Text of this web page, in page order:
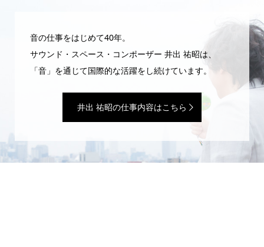
音の仕事をはじめて40年。
サウンド・スペース・コンポーザー 井出 祐昭は、
「音」を通じて国際的な活躍をし続けています。
井出 祐昭の仕事内容はこちら